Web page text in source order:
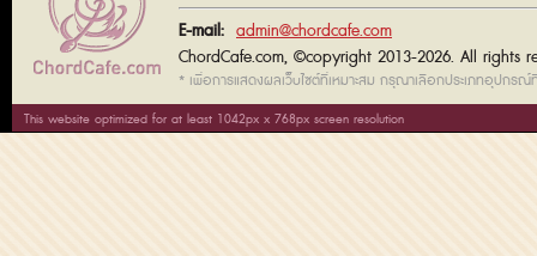
E-mail: admin@chordcafe.com
ChordCafe.com, ©copyright 2013-2026. All rights
* เพื่อการแสดงผลเว็บไซต์ที่เหมาะสม กรุณาเลือกประเภทอุปกรณ์
This website optimized for at least 1042px x 768px screen resolution